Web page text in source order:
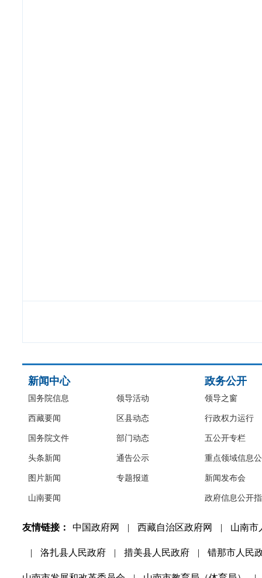
新闻中心
国务院信息
西藏要闻
国务院文件
头条新闻
图片新闻
山南要闻
领导活动
区县动态
部门动态
通告公示
专题报道
政务公开
领导之窗
行政权力运行
五公开专栏
重点领域信息
新闻发布会
政府信息公开
友情链接： 中国政府网 | 西藏自治区政府网 | 山南市
| 洛扎县人民政府 | 措美县人民政府 | 错那市人民